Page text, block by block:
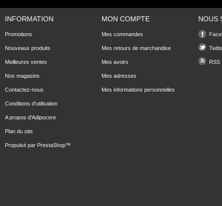
INFORMATION
Promotions
Nouveaux produits
Meilleures ventes
Nos magasins
Contactez-nous
Conditions d'utilisation
A propos d'Adipocere
Plan du site
Propulsé par PrestaShop™
MON COMPTE
Mes commandes
Mes retours de marchandise
Mes avoirs
Mes adresses
Mes informations personnelles
NOUS
RSS